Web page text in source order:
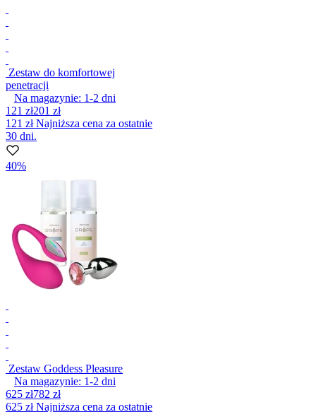
Zestaw do komfortowej
penetracji
Na magazynie: 1-2 dni
121 zł201 zł
121 złNajniższa cena za ostatnie
30 dni.
40%
Zestaw Goddess Pleasure
Na magazynie: 1-2 dni
625 zł782 zł
625 złNajniższa cena za ostatnie